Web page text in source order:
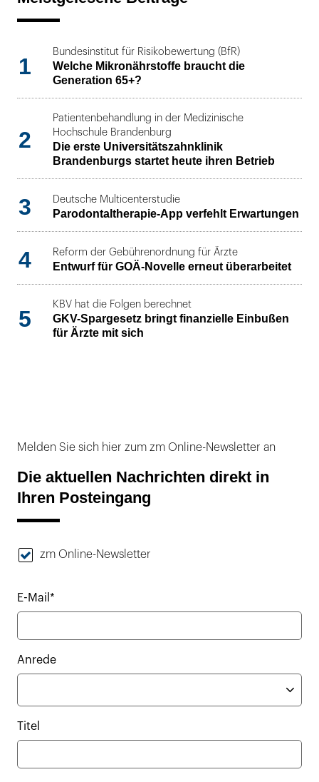
1
Bundesinstitut für Risikobewertung (BfR)
Welche Mikronährstoffe braucht die
Generation 65+?
2
Patientenbehandlung in der Medizinische
Hochschule Brandenburg
Die erste Universitätszahnklinik
Brandenburgs startet heute ihren Betrieb
3 Deutsche Multicenterstudie
Parodontaltherapie-App verfehlt Erwartungen
4 Reform der Gebührenordnung für Ärzte
Entwurf für GOÄ-Novelle erneut überarbeitet
5
KBV hat die Folgen berechnet
GKV-Spargesetz bringt finanzielle Einbußen
für Ärzte mit sich
Melden Sie sich hier zum zm Online-Newsletter an
Die aktuellen Nachrichten direkt in
Ihren Posteingang
zm Online-Newsletter
E-Mail*
Anrede
Titel